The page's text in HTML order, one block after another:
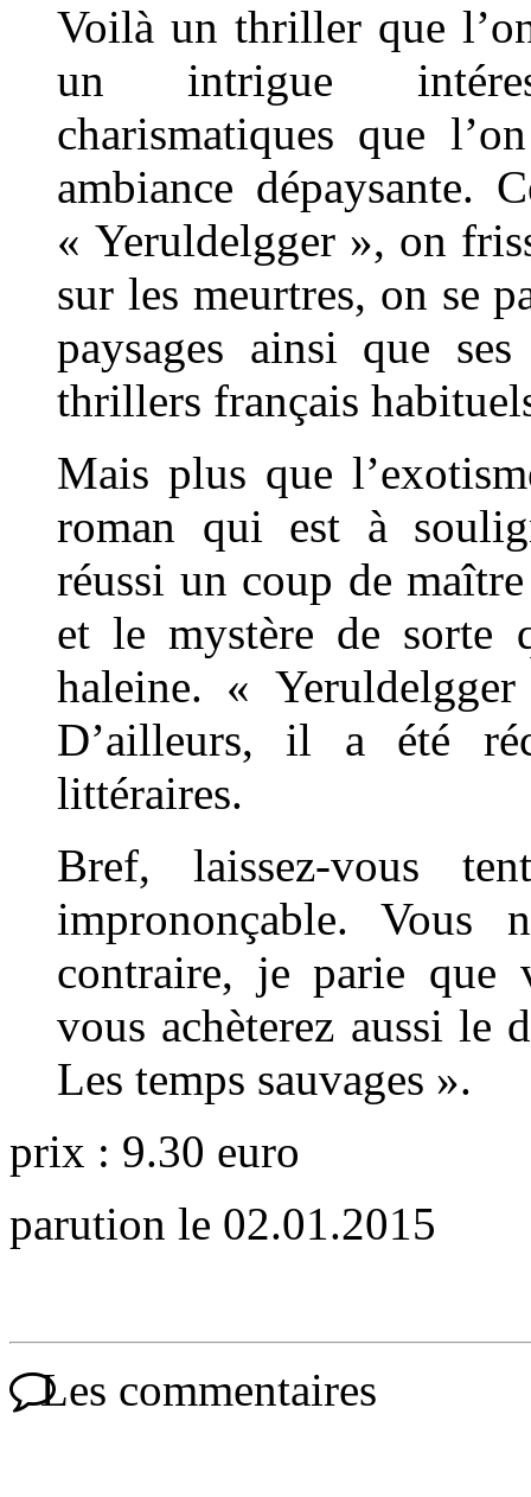
Voilà un thriller que
un intrigue
charismatiques que
ambiance dépaysante.
« Yeruldelgger », on
sur les meurtres, on se
paysages ainsi que
thrillers français
Mais plus que
roman qui est à
réussi un coup de
et le mystère de sorte
haleine. «
D’ailleurs, il a été
littéraires.
Bref, laissez-vous
imprononçable. Vous
contraire, je parie que
vous achèterez aussi
Les temps sauvages ».
prix : 9.30 euro
parution le 02.01.2015
Les commentaires